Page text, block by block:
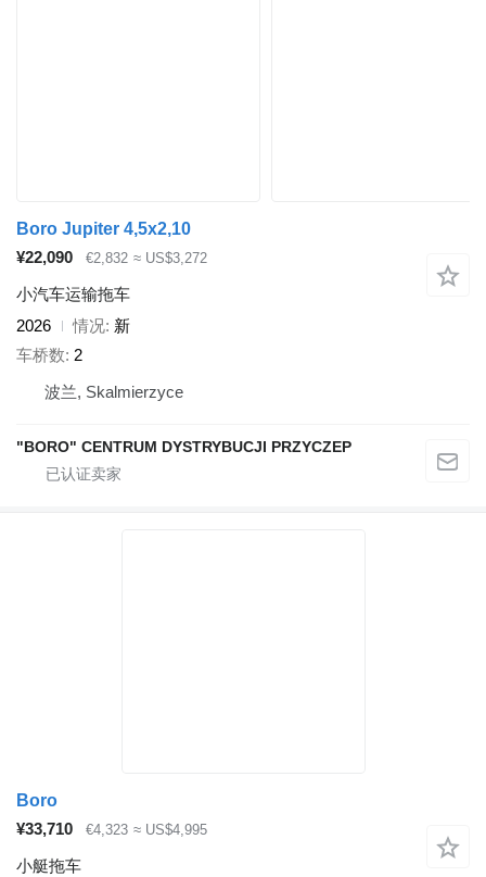
Boro Jupiter 4,5x2,10
¥22,090
€2,832 ≈ US$3,272
小汽车运输拖车
2026
情况 新
车桥数 2
波兰, Skalmierzyce
"BORO" CENTRUM DYSTRYBUCJI PRZYCZEP
Boro
¥33,710
€4,323 ≈ US$4,995
小艇拖车